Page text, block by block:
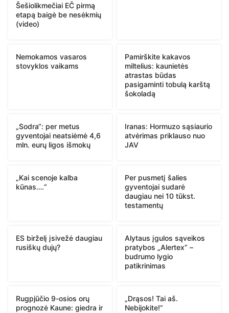
Šešiolikmečiai EČ pirmą
etapą baigė be nesėkmių
(video)
Nemokamos vasaros
stovyklos vaikams
Pamirškite kakavos
miltelius: kaunietės
atrastas būdas
pasigaminti tobulą karštą
šokoladą
„Sodra“: per metus
gyventojai neatsiėmė 4,6
mln. eurų ligos išmokų
Iranas: Hormuzo sąsiaurio
atvėrimas priklauso nuo
JAV
„Kai scenoje kalba
kūnas….“
Per pusmetį šalies
gyventojai sudarė
daugiau nei 10 tūkst.
testamentų
ES birželį įsivežė daugiau
rusiškų dujų?
Alytaus įgulos sąveikos
pratybos „Alertex“ –
budrumo lygio
patikrinimas
Rugpjūčio 9-osios orų
prognozė Kaune: giedra ir
„Drąsos! Tai aš.
Nebijokite!“